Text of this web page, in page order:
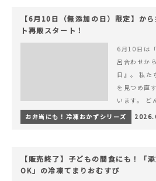
【6月10日（無添加の日）限定】か
ト再販スタート！
6月10日は
呂合わせか
日』。 私た
を見つめ直
います。 ど
か。 どのよ
hellip; 続き
お弁当にも！冷凍おかずシリーズ
【販売終了】子どもの間食にも！「
OK」の冷凍てまりおむすび